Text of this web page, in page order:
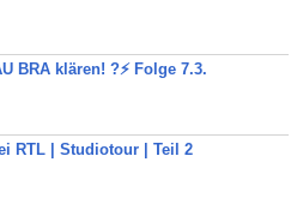
BRA klären! ?⚡️ Folge 7.3.
RTL | Studiotour | Teil 2